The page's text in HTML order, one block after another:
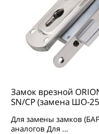
Замок врезной
SN/CP (замена ШО-
Для замены замков
аналогов Для ...